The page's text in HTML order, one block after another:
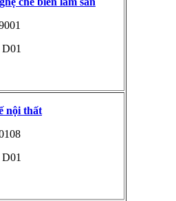
nội thất